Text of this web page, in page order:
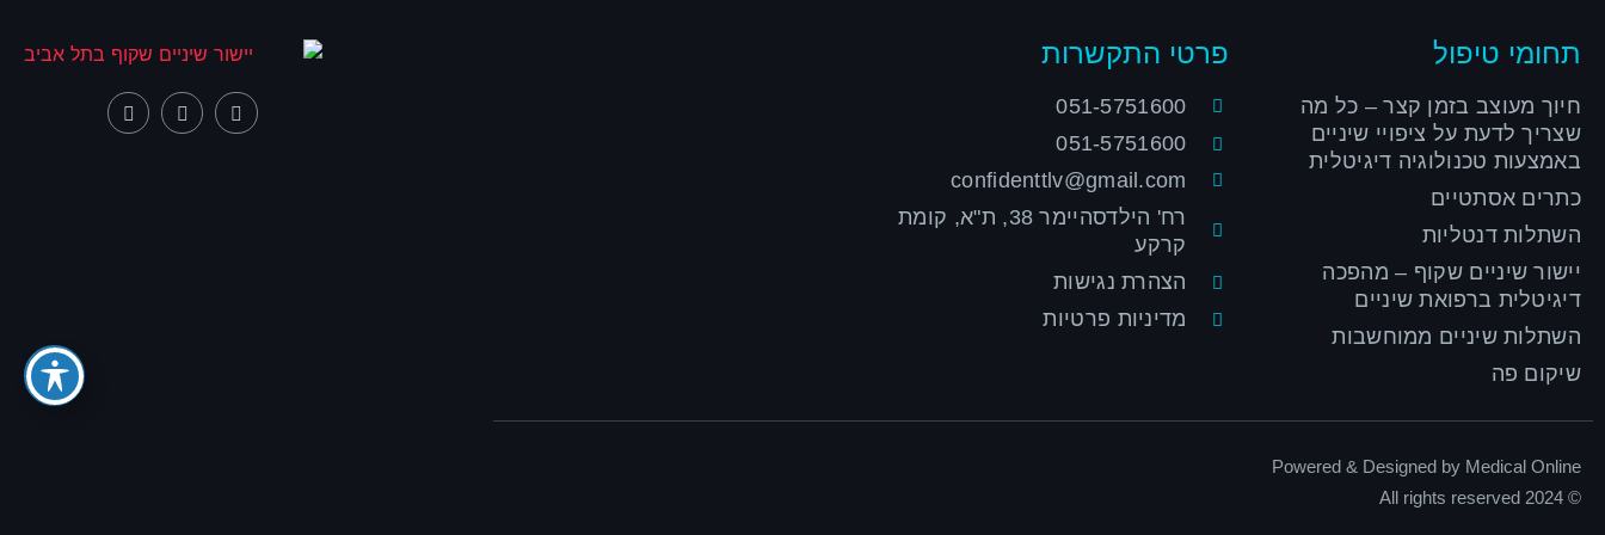
תחומי טיפול
חיוך מעוצב בזמן קצר – כל מה
שצריך לדעת על ציפויי שיניים
באמצעות טכנולוגיה דיגיטלית
כתרים אסתטיים
השתלות דנטליות
יישור שיניים שקוף – מהפכה
דיגיטלית ברפואת שיניים
השתלות שיניים ממוחשבות
שיקום פה
פרטי התקשרות
051-5751600
051-5751600
confidenttlv@gmail.com
רח' הילדסהיימר 38, ת"א, קומת
קרקע
הצהרת נגישות
מדיניות פרטיות
Powered & Designed by Medical Online
© 2024 All rights reserved